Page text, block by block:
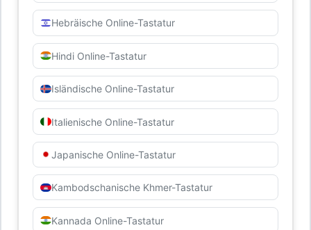
Hebräische Online-Tastatur
Hindi Online-Tastatur
Isländische Online-Tastatur
Italienische Online-Tastatur
Japanische Online-Tastatur
Kambodschanische Khmer-Tastatur
Kannada Online-Tastatur